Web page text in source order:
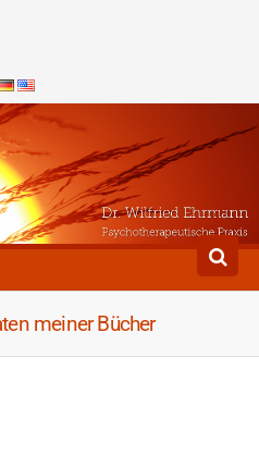
meiner Bücher